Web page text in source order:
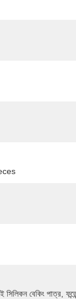
সিলিকন বেকিং পাত্র